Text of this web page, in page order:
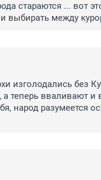
стараются ... вот
выбирать между
изголодались без
а теперь вваливают
народ разумеется